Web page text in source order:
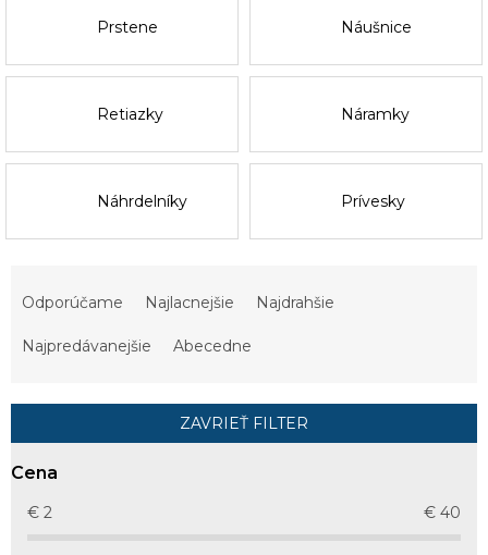
Prstene Náušnice
Retiazky Náramky
Náhrdelníky Prívesky
p
r
Odporúčame Najlacnejšie Najdrahšie
Najpredávanejšie Abecedne
ZAVRIEŤ FILTER
Cena
€ 2 € 40